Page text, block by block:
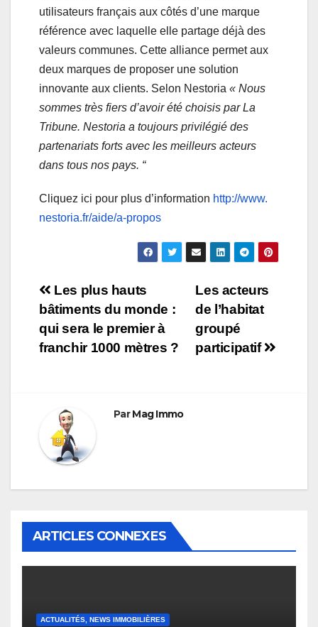
utilisateurs français aux côtés d’une marque
référence avec laquelle elle partage déjà des
valeurs communes. Cette alliance permet aux
deux marques de proposer une solution
innovante aux clients. Selon Nestoria « Nous
sommes très fiers d’avoir été choisis par La
Tribune. Nestoria a toujours privilégié des
partenariats forts avec les meilleurs acteurs
dans tous nos pays. “
Cliquez ici pour plus d’information http://www.
nestoria.fr/aide/a-propos
Navigation
de
l’article
Les acteurs
de l’habitat
groupé
participatif
Les plus hauts
bâtiments du monde :
qui sera le premier à
franchir 1000 mètres ?
ParMag Immo
ARTICLES CONNEXES
ACTUALITÉS, NEWS IMMOBILIÈRES